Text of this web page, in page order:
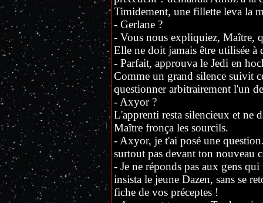
Timidement, une fillette leva la
- Gerlane ?
- Vous nous expliquiez, Maître,
Elle ne doit jamais être utilisée à
- Parfait, approuva le Jedi en
Comme un grand silence suivit
questionner arbitrairement l'un
- Axyor ?
L'apprenti resta silencieux et ne
Maître fronça les sourcils.
- Axyor, je t'ai posé une
surtout pas devant ton nouveau
- Je ne réponds pas aux gens
insista le jeune Dazen, sans se
fiche de vos préceptes !